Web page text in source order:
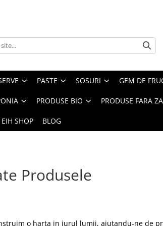
PASTE SOSURI GEM DE
PRODUSE BIO PRODUSE FARA
SHOP BLOG
Produsele
o harta in jurul lumii, ajutandu-ne de